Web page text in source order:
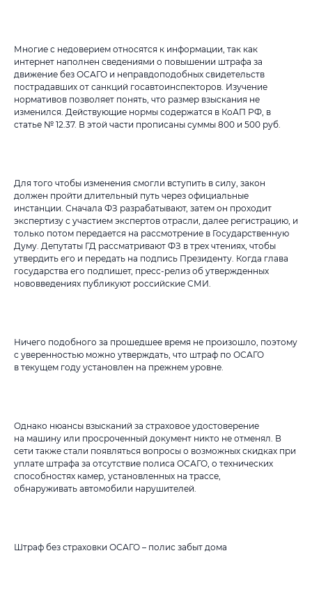
Многие с недоверием относятся к информации, так как
интернет наполнен сведениями о повышении штрафа за
движение без ОСАГО и неправдоподобных свидетельств
пострадавших от санкций госавтоинспекторов. Изучение
нормативов позволяет понять, что размер взыскания не
изменился. Действующие нормы содержатся в КоАП РФ, в
статье № 12.37. В этой части прописаны суммы 800 и 500 руб.
Для того чтобы изменения смогли вступить в силу, закон
должен пройти длительный путь через официальные
инстанции. Сначала ФЗ разрабатывают, затем он проходит
экспертизу с участием экспертов отрасли, далее регистрацию, и
только потом передается на рассмотрение в Государственную
Думу. Депутаты ГД рассматривают ФЗ в трех чтениях, чтобы
утвердить его и передать на подпись Президенту. Когда глава
государства его подпишет, пресс-релиз об утвержденных
нововведениях публикуют российские СМИ.
Ничего подобного за прошедшее время не произошло, поэтому
с уверенностью можно утверждать, что штраф по ОСАГО
в текущем году установлен на прежнем уровне.
Однако нюансы взысканий за страховое удостоверение
на машину или просроченный документ никто не отменял. В
сети также стали появляться вопросы о возможных скидках при
уплате штрафа за отсутствие полиса ОСАГО, о технических
способностях камер, установленных на трассе,
обнаруживать автомобили нарушителей.
Штраф без страховки ОСАГО – полис забыт дома